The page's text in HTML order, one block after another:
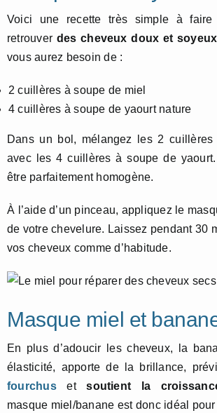
Voici une recette très simple à
retrouver des cheveux doux et soyeux
vous aurez besoin de :
2 cuillères à soupe de miel
4 cuillères à soupe de yaourt nature
Dans un bol, mélangez les 2
avec les 4 cuillères à soupe de
être parfaitement homogène.
À l’aide d’un pinceau, appliquez le
de votre chevelure. Laissez pendant 30
vos cheveux comme d’habitude.
Masque miel et
En plus d’adoucir les cheveux, la
élasticité, apporte de la brillance,
fourchusetsoutient la
masque miel/banane est donc idéal